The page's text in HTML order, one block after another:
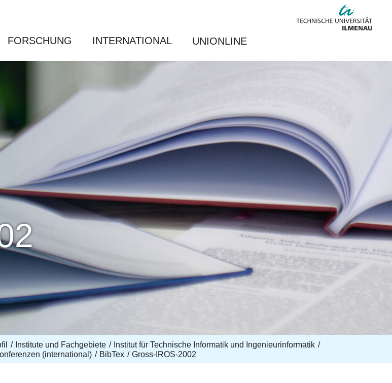
FORSCHUNG INTERNATIONAL UNIONLINE
Institute und Fachgebiete
Institut für Technische Informatik und Ingenieurinformatik
(international) BibTex Gross-IROS-2002